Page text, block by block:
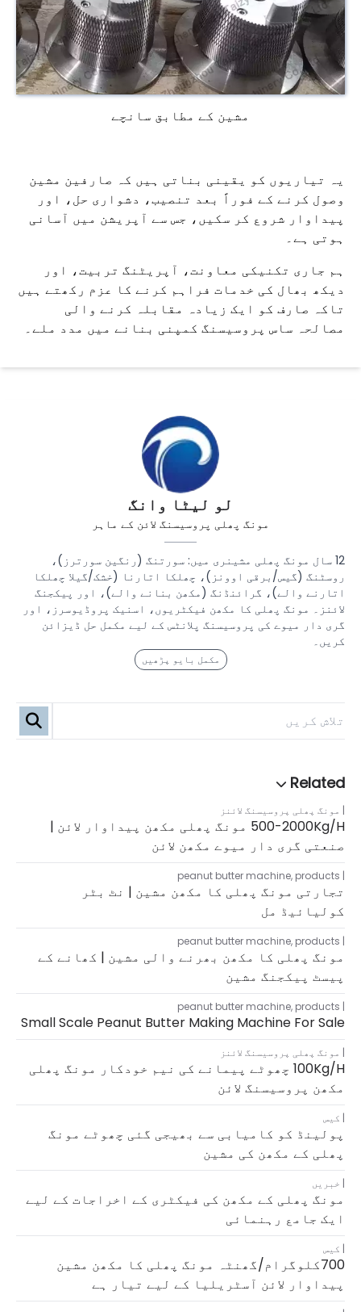
لو لیٹا وانگ
مونگ پھلی پروسیسنگ لائن کے ماہر
12 سال مونگ پھلی مشینری میں: سورتنگ (رنگین سورترز)،
روسٹنگ (گیس/برقی اوونز)، چھلکا اتارنا (خشک/گیلا چھلکا
اتارنے والے)، گرائنڈنگ (مکھن بنانے والے)، اور پیکجنگ
لائنز۔ مونگ پھلی کا مکھن فیکٹریوں، اسنیک پروڈیوسرز، اور
گری دار میوے کی پروسیسنگ پلانٹس کے لیے مکمل حل ڈیزائن
کریں۔
مکمل بایو پڑھیں
مونگ پھلی پروسیسنگ لائنز
500-2000Kg/h مونگ پھلی مکھن پیداوار لائن |
صنعتی گری دار میوے مکھن لائن
peanut butter machine, products
تجارتی مونگ پھلی کا مکھن مشین | نٹ بٹر
کولیائیڈ مل
peanut butter machine, products
مونگ پھلی کا مکھن بھرنے والی مشین | کھانے کے
پیسٹ پیکجنگ مشین
peanut butter machine, products
Small Scale Peanut Butter Making Machine For Sale
مونگ پھلی پروسیسنگ لائنز
100Kg/h چھوٹے پیمانے کی نیم خودکار مونگ پھلی
مکھن پروسیسنگ لائن
کیس
پولینڈ کو کامیابی سے بھیجی گئی چھوٹے مونگ
پھلی کے مکھن کی مشین
خبریں
مونگ پھلی کے مکھن کی فیکٹری کے اخراجات کے لیے
ایک جامع رہنمائی
کیس
700کلوگرام/گھنٹہ مونگ پھلی کا مکھن مشین
پیداوار لائن آسٹریلیا کے لیے تیار ہے
مشین کے مطابق سانچے
یہ تیاریوں کو یقینی بناتی ہیں کہ صارفین مشین
وصول کرنے کے فوراً بعد تنصیب، دشواری حل، اور
پیداوار شروع کر سکیں، جس سے آپریشن میں آسانی
ہوتی ہے۔
ہم جاری تکنیکی معاونت، آپریٹنگ تربیت، اور
دیکھ بھال کی خدمات فراہم کرنے کا عزم رکھتے ہیں
تاکہ صارف کو ایک زیادہ مقابلہ کرنے والی
مصالحہ ساس پروسیسنگ کمپنی بنانے میں مدد ملے۔